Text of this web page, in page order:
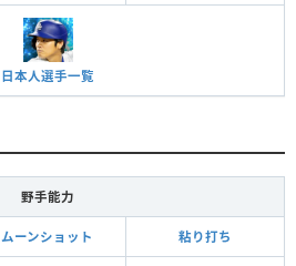
日本人選手一覧
野手能力
ムーンショット 粘り打ち